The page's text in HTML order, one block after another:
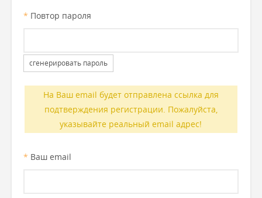
* Повтор пароля
сгенерировать пароль
На Ваш email будет отправлена ссылка для
подтверждения регистрации. Пожалуйста,
указывайте реальный email адрес!
* Ваш email